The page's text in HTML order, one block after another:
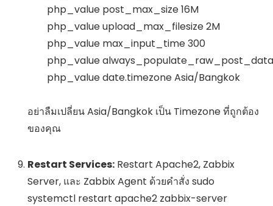
        php_value post_max_size 16M
        php_value upload_max_filesize 2M
        php_value max_input_time 300
php_value always_populate_raw_post_data
        php_value date.timezone Asia/Bangkok
อย่าลืมเปลี่ยนAsia/Bangkok เป็น Timezone ที่ถูกต้อง
ของคุณ
Restart Services: Restart Apache2, Zabbix
Server, และ Zabbix Agent ด้วยคำสั่ง sudo
systemctl restart apache2 zabbix-server